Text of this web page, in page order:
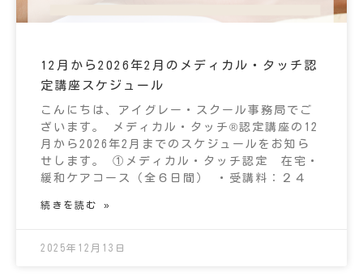
12月から2026年2月のメディカル・タッチ認
定講座スケジュール
こんにちは、アイグレー・スクール事務局でご
ざいます。 メディカル・タッチ®認定講座の12
月から2026年2月までのスケジュールをお知ら
せします。 ①メディカル・タッチ認定 在宅・
緩和ケアコース（全６日間） ・受講料：２４
続きを読む »
2025年12月13日